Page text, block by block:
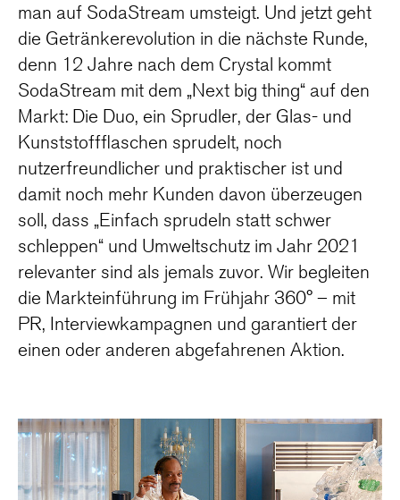
man auf SodaStream umsteigt. Und jetzt geht
die Getränkerevolution in die nächste Runde,
denn 12 Jahre nach dem Crystal kommt
SodaStream mit dem „Next big thing“ auf den
Markt: Die Duo, ein Sprudler, der Glas- und
Kunststoffflaschen sprudelt, noch
nutzerfreundlicher und praktischer ist und
damit noch mehr Kunden davon überzeugen
soll, dass „Einfach sprudeln statt schwer
schleppen“ und Umweltschutz im Jahr 2021
relevanter sind als jemals zuvor. Wir begleiten
die Markteinführung im Frühjahr 360° – mit
PR, Interviewkampagnen und garantiert der
einen oder anderen abgefahrenen Aktion.